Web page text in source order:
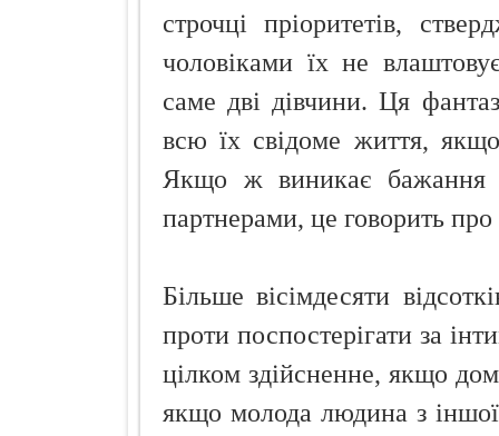
строчці пріоритетів,
чоловіками їх не
саме дві дівчини. Ця
всю їх свідоме життя,
Якщо ж виникає бажання
партнерами, це говорить про
Більше вісімдесяти
проти поспостерігати за
цілком здійсненне, якщо
якщо молода людина з